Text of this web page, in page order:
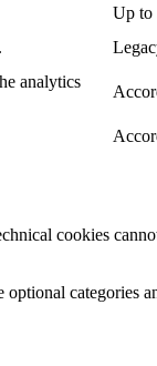
Up to
analytics
cookies
categories